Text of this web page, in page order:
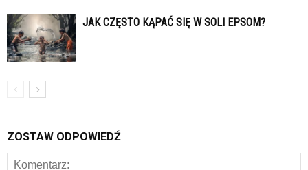
JAK CZĘSTO KĄPAĆ SIĘ W SOLI EPSOM?
ZOSTAW ODPOWIEDŹ